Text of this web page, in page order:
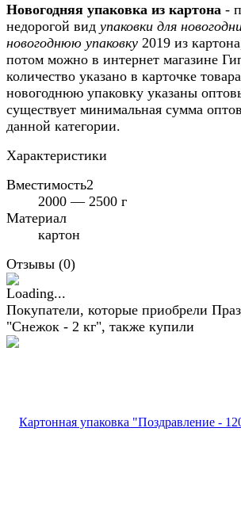
Новогодняя упаковка из картона -
недорогой вид упаковки для
новогоднюю упаковку 2019 из
потом можно в интернет магазине
количество указано в карточке
новогоднюю упаковку указаны
существует минимальная сумма
данной категории.
Характеристики
Вместимость2
2000 — 2500 г
Материал
картон
Отзывы (0)
Покупатели, которые приобрели
"Снежок - 2 кг", также купили